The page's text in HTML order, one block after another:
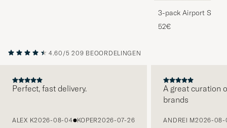
3-pack Airport
Melange
52€
4.60/5 209 BEOORDELINGEN
Perfect, fast delivery.
ALEX K2026-08-04 KOPER2026-07-26
A great curation
brands
ANDREI M2026-08-